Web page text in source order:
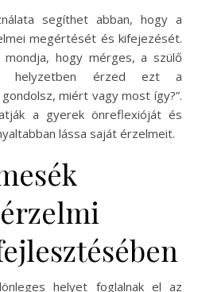
segíthet abban, hogy a
megértését és kifejezését.
hogy mérges, a szülő
helyzetben érzed ezt a
miért vagy most így?”.
a gyerek önreflexióját és
lássa saját érzelmeit.
helyet foglalnak el az